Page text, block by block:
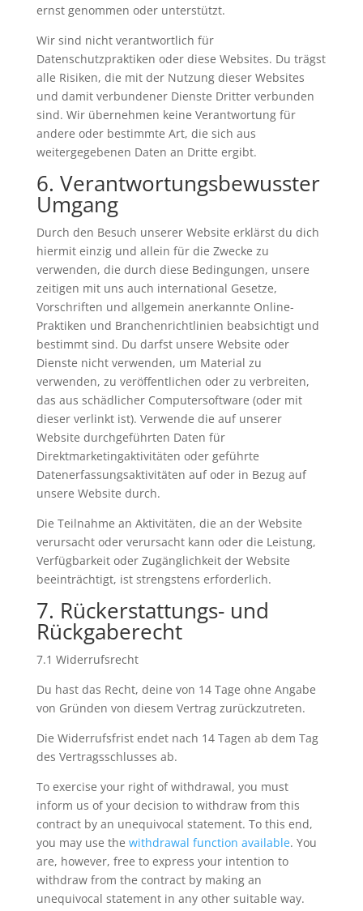
ernst genommen oder unterstützt.
Wir sind nicht verantwortlich für
Datenschutzpraktiken oder diese Websites. Du trägst
alle Risiken, die mit der Nutzung dieser Websites
und damit verbundener Dienste Dritter verbunden
sind. Wir übernehmen keine Verantwortung für
andere oder bestimmte Art, die sich aus
weitergegebenen Daten an Dritte ergibt.
6. Verantwortungsbewusster
Umgang
Durch den Besuch unserer Website erklärst du dich
hiermit einzig und allein für die Zwecke zu
verwenden, die durch diese Bedingungen, unsere
zeitigen mit uns auch international Gesetze,
Vorschriften und allgemein anerkannte Online-
Praktiken und Branchenrichtlinien beabsichtigt und
bestimmt sind. Du darfst unsere Website oder
Dienste nicht verwenden, um Material zu
verwenden, zu veröffentlichen oder zu verbreiten,
das aus schädlicher Computersoftware (oder mit
dieser verlinkt ist). Verwende die auf unserer
Website durchgeführten Daten für
Direktmarketingaktivitäten oder geführte
Datenerfassungsaktivitäten auf oder in Bezug auf
unsere Website durch.
Die Teilnahme an Aktivitäten, die an der Website
verursacht oder verursacht kann oder die Leistung,
Verfügbarkeit oder Zugänglichkeit der Website
beeinträchtigt, ist strengstens erforderlich.
7. Rückerstattungs- und
Rückgaberecht
7.1 Widerrufsrecht
Du hast das Recht, deine von 14 Tage ohne Angabe
von Gründen von diesem Vertrag zurückzutreten.
Die Widerrufsfrist endet nach 14 Tagen ab dem Tag
des Vertragsschlusses ab.
To exercise your right of withdrawal, you must
inform us of your decision to withdraw from this
contract by an unequivocal statement. To this end,
you may use the withdrawal function available. You
are, however, free to express your intention to
withdraw from the contract by making an
unequivocal statement in any other suitable way.